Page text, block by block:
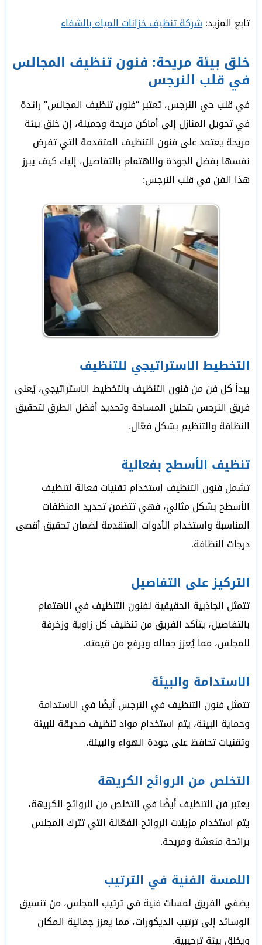
تابع المزيد:شركة تنظيف خزانات المياه بالشفاء
خلق بيئة مريحة: فنون تنظيف المجالس
في قلب النرجس
في قلب حي النرجس، تعتبر “فنون تنظيف المجالس” رائدة
في تحويل المنازل إلى أماكن مريحة وجميلة، إن خلق بيئة
مريحة يعتمد على فنون التنظيف المتقدمة التي تفرض
نفسها بفضل الجودة والاهتمام بالتفاصيل، إليك كيف يبرز
هذا الفن في قلب النرجس:
التخطيط الاستراتيجي للتنظيف
يبدأ كل فن من فنون التنظيف بالتخطيط الاستراتيجي، يُعنى
فريق النرجس بتحليل المساحة وتحديد أفضل الطرق لتحقيق
النظافة والتنظيم بشكل فعّال.
تنظيف الأسطح بفعالية
تشمل فنون التنظيف استخدام تقنيات فعالة لتنظيف
الأسطح بشكل مثالي، فهي تتضمن تحديد المنظفات
المناسبة واستخدام الأدوات المتقدمة لضمان تحقيق أقصى
درجات النظافة.
التركيز على التفاصيل
تتمثل الجاذبية الحقيقية لفنون التنظيف في الاهتمام
بالتفاصيل، يتأكد الفريق من تنظيف كل زاوية وزخرفة
للمجلس، مما يُعزز جماله ويرفع من قيمته.
الاستدامة والبيئة
تتمثل فنون التنظيف في النرجس أيضًا في الاستدامة
وحماية البيئة، يتم استخدام مواد تنظيف صديقة للبيئة
وتقنيات تحافظ على جودة الهواء والبيئة.
التخلص من الروائح الكريهة
يعتبر فن التنظيف أيضًا في التخلص من الروائح الكريهة،
يتم استخدام مزيلات الروائح الفعّالة التي تترك المجلس
برائحة منعشة ومريحة.
اللمسة الفنية في الترتيب
يضفي الفريق لمسات فنية في ترتيب المجلس، من تنسيق
الوسائد إلى ترتيب الديكورات، مما يعزز جمالية المكان
ويخلق بيئة ترحيبية.